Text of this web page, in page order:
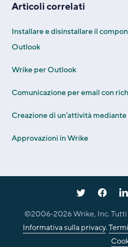
Articoli correlati
Installare e disinstallare il
Outlook
Wrike per Outlook
Comunicazione per email con
Creazione di un'attività
Approvazioni in Wrike
©2006-2026Wrike, Inc.
Informativa sulla privacy.